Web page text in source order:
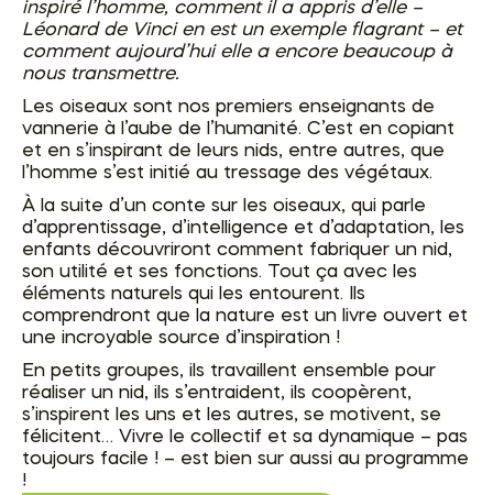
inspiré l’homme, comment il a appris d’elle –
Léonard de Vinci en est un exemple flagrant – et
comment aujourd’hui elle a encore beaucoup à
nous transmettre.
Les oiseaux sont nos premiers enseignants de
vannerie à l’aube de l’humanité. C’est en copiant
et en s’inspirant de leurs nids, entre autres, que
l’homme s’est initié au tressage des végétaux.
À la suite d’un conte sur les oiseaux, qui parle
d’apprentissage, d’intelligence et d’adaptation, les
enfants découvriront comment fabriquer un nid,
son utilité et ses fonctions. Tout ça avec les
éléments naturels qui les entourent. Ils
comprendront que la nature est un livre ouvert et
une incroyable source d’inspiration !
En petits groupes, ils travaillent ensemble pour
réaliser un nid, ils s’entraident, ils coopèrent,
s’inspirent les uns et les autres, se motivent, se
félicitent… Vivre le collectif et sa dynamique – pas
toujours facile ! – est bien sur aussi au programme
!